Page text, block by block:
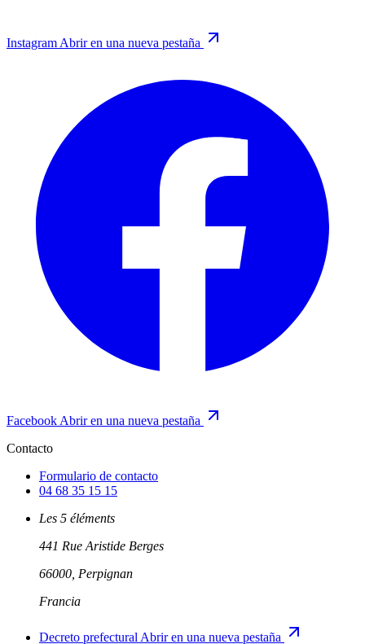
Instagram Abrir en una nueva pestaña
Facebook Abrir en una nueva pestaña
Contacto
Formulario de contacto
04 68 35 15 15
Les 5 éléments
441 Rue Aristide Berges
66000, Perpignan
Francia
Decreto prefectural Abrir en una nueva pestaña